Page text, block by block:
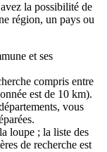
la possibilité de
région, un pays ou
et ses
compris entre
est de 10 km).
vous
loupe ; la liste des
de recherche est